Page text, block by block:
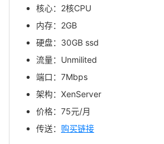
核心：2核CPU
内存：2GB
硬盘：30GB ssd
流量：Unmilited
端口：7Mbps
架构：XenServer
价格：75元/月
传送： 购买链接